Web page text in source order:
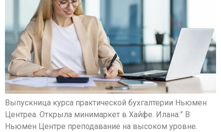
Выпускница курса практической бухгалтерии Ньюмен
Центреа. Открыла минимаркет в Хайфе. Илана:” В
Ньюмен Центре преподавание на высоком уровне.